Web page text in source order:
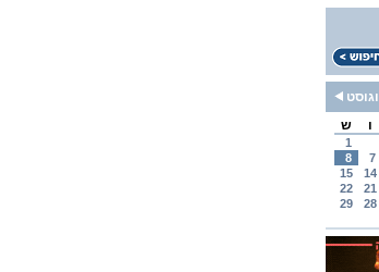
ו ש
1
7
8
14
15
21
22
28
29